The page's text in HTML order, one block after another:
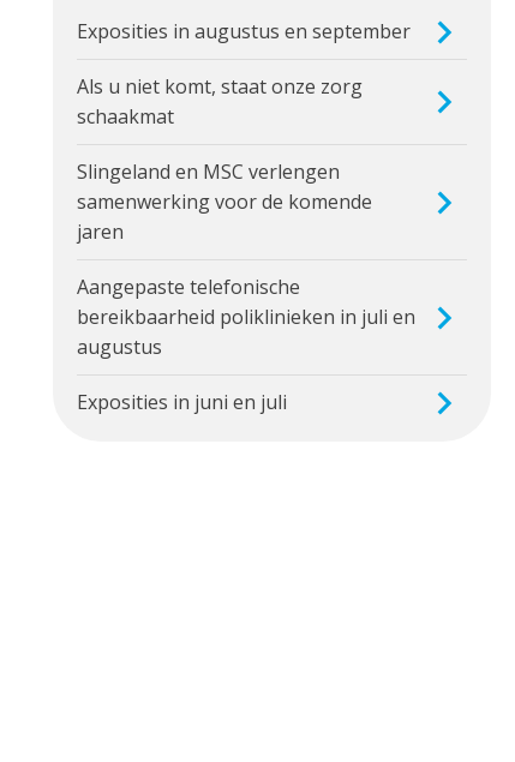
Exposities in augustus en september
Als u niet komt, staat onze zorg
schaakmat
Slingeland en MSC verlengen
samenwerking voor de komende
jaren
Aangepaste telefonische
bereikbaarheid poliklinieken in juli en
augustus
Exposities in juni en juli